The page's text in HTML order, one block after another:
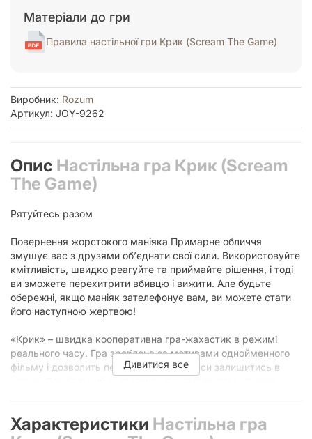
Матеріали до гри
Правила настільної гри Крик (Scream The Game)
Виробник: Rozum
Артикул: JOY-9262
Опис Настільна гра Крик (Scream
The Game)
Рятуйтесь разом
Повернення жорстокого маніяка Примарне обличчя
змушує вас з друзями об’єднати свої сили. Використовуйте
кмітливість, швидко реагуйте та приймайте рішення, і тоді
ви зможете перехитрити вбивцю і вижити. Але будьте
обережні, якщо маніяк зателефонує вам, ви можете стати
його наступною жертвою!
«Крик» – швидка кооперативна гра-жахастик в режимі
реального часу. Гра зроблена за мотивами однойменного
фільму і дозволить перевірити свої шанси залишитись в
гри.
Дивитися все
Характеристики Настільна гра